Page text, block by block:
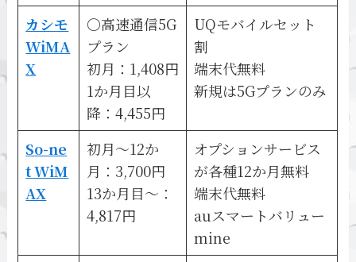
カシモ
WiMA
X
〇高速通信5G
プラン
初月：1,408円
1か月目以
降：4,455円
UQモバイルセット
割
端末代無料
新規は5Gプランのみ
So-ne
t WiM
AX
初月～12か
月：3,700円
13か月目～：
4,817円
オプションサービス
が各種12か月無料
端末代無料
auスマートバリュー
mine